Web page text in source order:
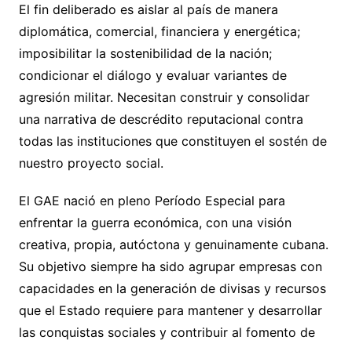
El fin deliberado es aislar al país de manera
diplomática, comercial, financiera y energética;
imposibilitar la sostenibilidad de la nación;
condicionar el diálogo y evaluar variantes de
agresión militar. Necesitan construir y consolidar
una narrativa de descrédito reputacional contra
todas las instituciones que constituyen el sostén de
nuestro proyecto social.
El GAE nació en pleno Período Especial para
enfrentar la guerra económica, con una visión
creativa, propia, autóctona y genuinamente cubana.
Su objetivo siempre ha sido agrupar empresas con
capacidades en la generación de divisas y recursos
que el Estado requiere para mantener y desarrollar
las conquistas sociales y contribuir al fomento de